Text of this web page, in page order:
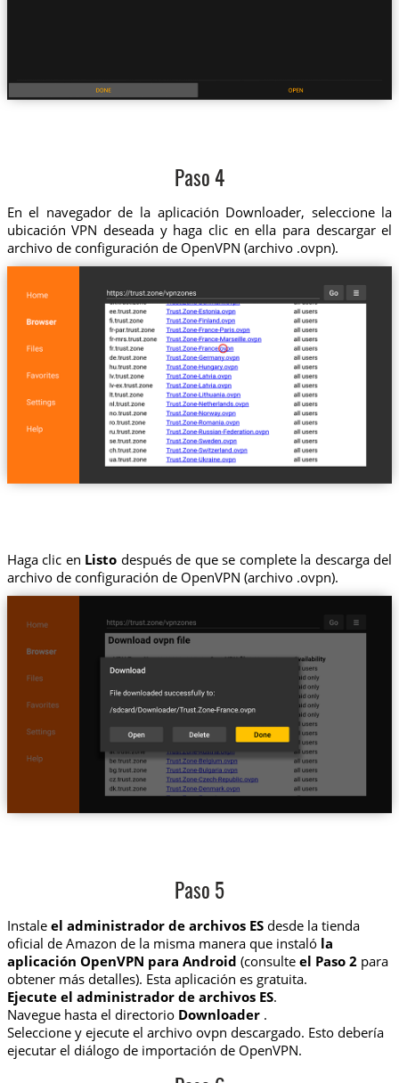
Paso 4
En el navegador de la aplicación Downloader, seleccione la
ubicación VPN deseada y haga clic en ella para descargar el
archivo de configuración de OpenVPN (archivo .ovpn).
Haga clic en Listo después de que se complete la descarga del
archivo de configuración de OpenVPN (archivo .ovpn).
Paso 5
Instale el administrador de archivos ESdesde la tienda
oficial de Amazon de la misma manera que instaló la
aplicación OpenVPN para Android (consulte el Paso 2 para
obtener más detalles). Esta aplicación es gratuita.
Ejecute el administrador de archivos ES.
Navegue hasta el directorio Downloader.
Seleccione y ejecute el archivo ovpn descargado. Esto debería
ejecutar el diálogo de importación de OpenVPN.